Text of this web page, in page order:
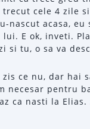
cele 4 zile
nascut acasa,
E ok, inveti.
si tu, o sa va
zis ce nu, dar hai
necesar pentru
ca nasti la Elias.